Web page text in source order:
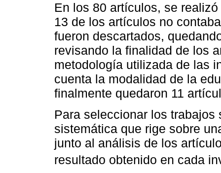
En los 80 artículos, se
13 de los artículos no
fueron descartados,
revisando la finalidad de los
metodología utilizada de las
cuenta la modalidad de la
finalmente quedaron 11
Para seleccionar los
sistemática que rige sobre
junto al análisis de los
resultado obtenido en cada